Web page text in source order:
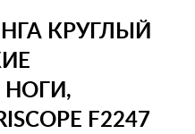
КРУГЛЫЙ
F2247